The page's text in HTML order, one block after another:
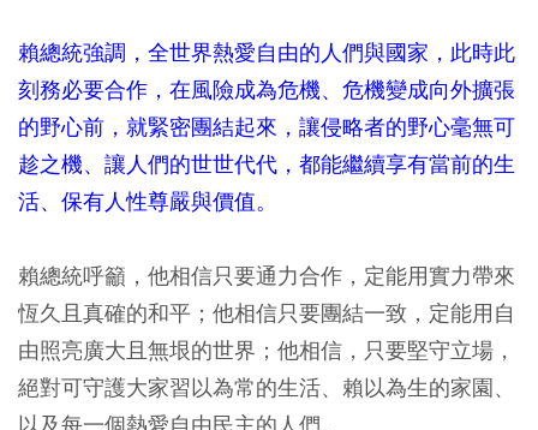
賴總統強調，全世界熱愛自由的人們與國家，此時此
刻務必要合作，在風險成為危機、危機變成向外擴張
的野心前，就緊密團結起來，讓侵略者的野心毫無可
趁之機、讓人們的世世代代，都能繼續享有當前的生
活、保有人性尊嚴與價值。
賴總統呼籲，他相信只要通力合作，定能用實力帶來
恆久且真確的和平；他相信只要團結一致，定能用自
由照亮廣大且無垠的世界；他相信，只要堅守立場，
絕對可守護大家習以為常的生活、賴以為生的家園、